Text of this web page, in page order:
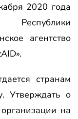
2020 года
Республики
агентство
странам
Утверждать о
на